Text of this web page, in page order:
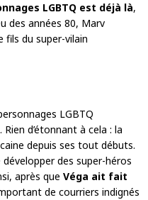
LGBTQ est déjà là,
des années 80, Marv
fils du super-vilain
LGBTQ
. Rien d’étonnant à cela : la
depuis ses tout débuts.
des super-héros
après que Véga ait fait
de courriers indignés